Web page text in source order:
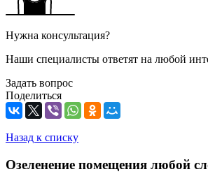
Нужна консультация?
Наши специалисты ответят на любой
Задать вопрос
Поделиться
Назад к списку
Озеленение помещения любой